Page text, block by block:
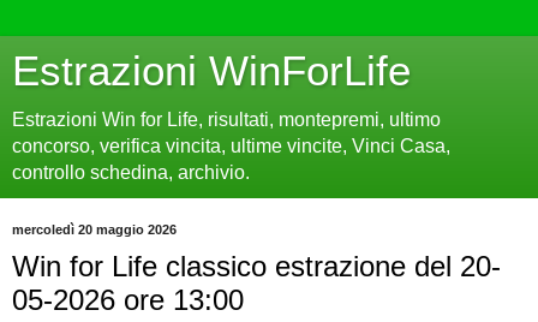
Estrazioni WinForLife
Estrazioni Win for Life, risultati, montepremi, ultimo
concorso, verifica vincita, ultime vincite, Vinci Casa,
controllo schedina, archivio.
mercoledì 20 maggio 2026
Win for Life classico estrazione del 20-
05-2026 ore 13:00